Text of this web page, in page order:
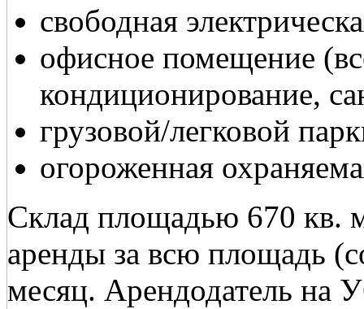
свободная
офисное помещение
кондиционирование,
грузовой/легковой
огороженная
Склад площадью 670 кв.
аренды за всю площадь
месяц. Арендодатель на